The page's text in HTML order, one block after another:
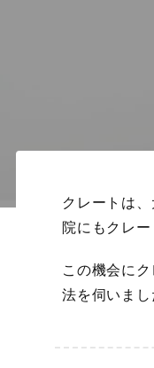
クレートは
院にもクレー
この機会に
法を伺いまし